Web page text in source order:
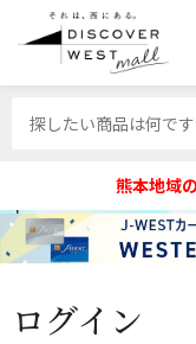
熊本地域
ログイン